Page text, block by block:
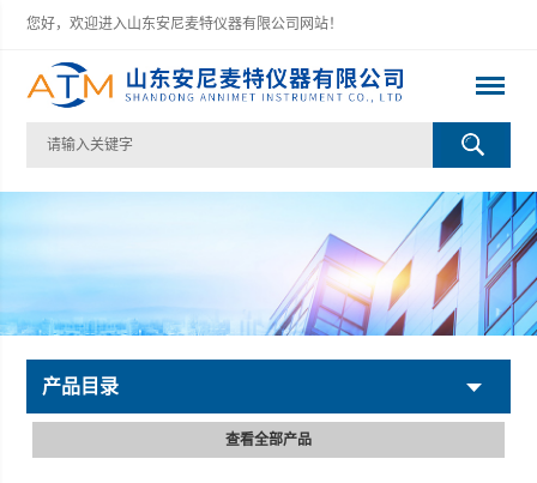
您好，欢迎进入山东安尼麦特仪器有限公司网站！
产品目录
查看全部产品